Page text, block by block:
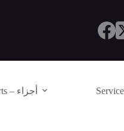
Parts – أجزاء